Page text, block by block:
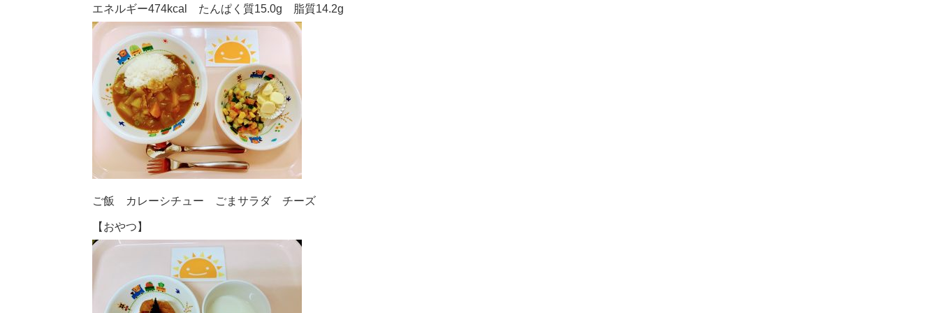
エネルギー474kcal たんぱく質15.0g 脂質14.2g
ご飯 カレーシチュー ごまサラダ チーズ
【おやつ】